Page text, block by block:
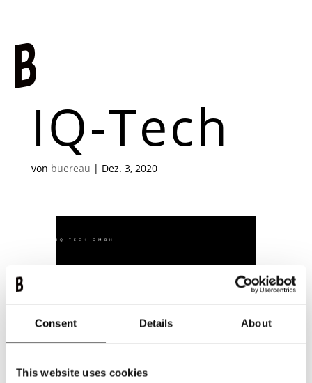
Consent Details About
This website uses cookies
IQ-Tech
von buereau | Dez. 3, 2020
IQ TECH GMBH
begleiten verschiedene Kunden im
Industriesektor in den Bereichen Zertifizierung,
von Managementsystemen. Für sie haben wir